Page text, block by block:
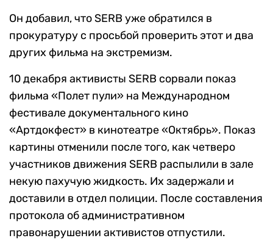
Он добавил, что SERB уже обратился в
прокуратуру с просьбой проверить этот и два
других фильма на экстремизм.
10 декабря активисты SERB сорвали показ
фильма «Полет пули» на Международном
фестивале документального кино
«Артдокфест» в кинотеатре «Октябрь». Показ
картины отменили после того, как четверо
участников движения SERB распылили в зале
некую пахучую жидкость. Их задержали и
доставили в отдел полиции. После составления
протокола об административном
правонарушении активистов отпустили.